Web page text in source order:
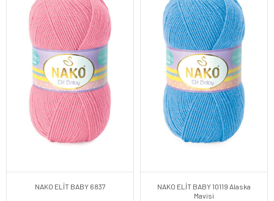
NAKO ELİT BABY 6837
NAKO ELİT BABY 10119 Alaska
Mavisi